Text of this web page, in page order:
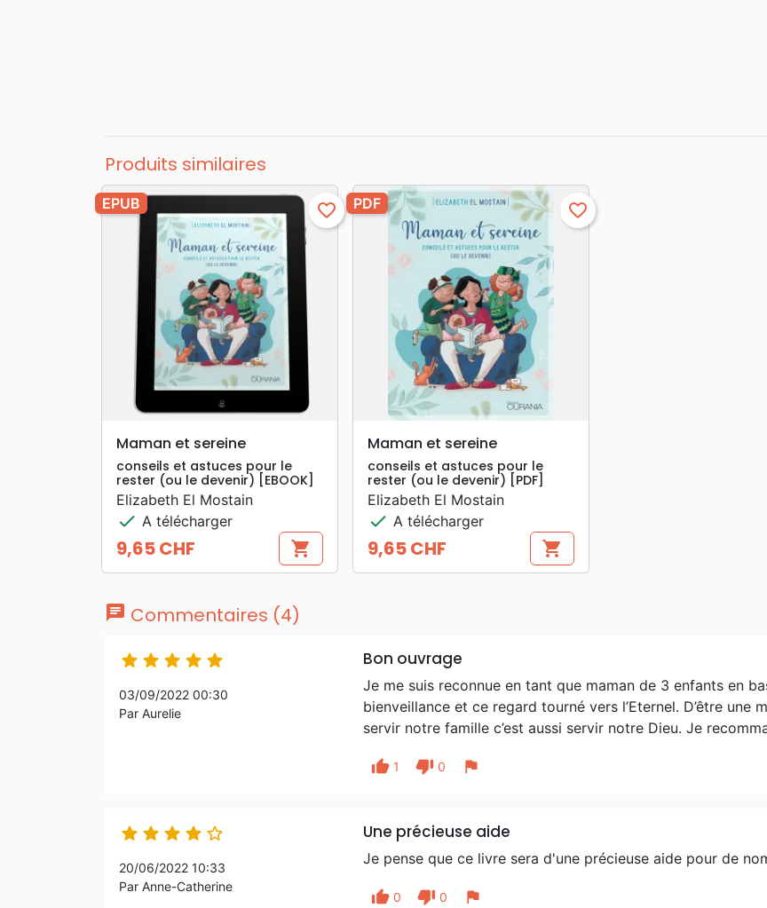
Produits similaires
search APERÇU RAPIDE
EPUB favorite_border
Maman et sereine
conseils et astuces pour le
rester (ou le devenir) [EBOOK]
Elizabeth El Mostain
check A télécharger
Prix
9,65 CHF shopping_cart
search APERÇU RAPIDE
PDF favorite_border
Maman et sereine
conseils et astuces pour le
rester (ou le devenir) [PDF]
Elizabeth El Mostain
check A télécharger
Prix
9,65 CHF shopping_cart
chat Commentaires (4)
    
03/09/2022 00:30
Par Aurelie
Bon ouvrage
Je me suis reconnue en tant que maman de 3 enfants en
bienveillance et ce regard tourné vers l’Eternel. D’être une
servir notre famille c’est aussi servir notre Dieu. Je
thumb_up 1 thumb_down 0 flag
    
20/06/2022 10:33
Par Anne-Catherine
Une précieuse aide
Je pense que ce livre sera d'une précieuse aide pour de
thumb_up 0 thumb_down 0 flag